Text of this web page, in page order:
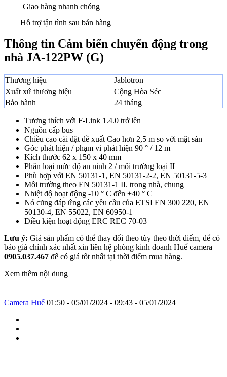
Giao hàng nhanh chóng
Hỗ trợ tận tình sau bán hàng
Thông tin Cảm biến chuyển động trong
nhà JA-122PW (G)
Thương hiệu
Jablotron
Xuất xứ thương hiệu
Cộng Hòa Séc
Bảo hành
24 tháng
Tương thích với F-Link 1.4.0 trở lên
Nguồn cấp bus
Chiều cao cài đặt đề xuất Cao hơn 2,5 m so với mặt sàn
Góc phát hiện / phạm vi phát hiện 90 ° / 12 m
Kích thước 62 x 150 x 40 mm
Phân loại mức độ an ninh 2 / môi trường loại II
Phù hợp với EN 50131-1, EN 50131-2-2, EN 50131-5-3
Môi trường theo EN 50131-1 II. trong nhà, chung
Nhiệt độ hoạt động -10 ° C đến +40 ° C
Nó cũng đáp ứng các yêu cầu của ETSI EN 300 220, EN
50130-4, EN 55022, EN 60950-1
Điều kiện hoạt động ERC REC 70-03
Lưu ý: Giá sản phẩm có thể thay đổi theo tùy theo thời điểm, để có
báo giá chính xác nhất xin liên hệ phòng kinh doanh Huế camera
0905.037.467 để có giá tốt nhất tại thời điểm mua hàng.
Xem thêm nội dung
Camera Huế 01:50 - 05/01/2024 - 09:43 - 05/01/2024